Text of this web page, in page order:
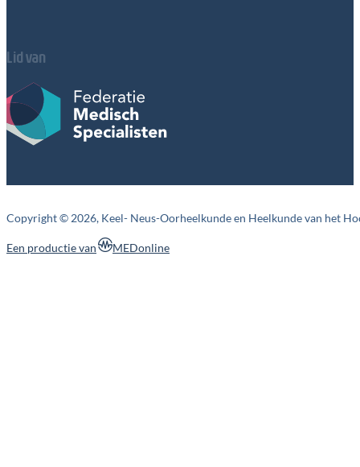
Lid van
Copyright © 2026, Keel- Neus-Oorheelkunde en Heelkunde van het
MEDonline